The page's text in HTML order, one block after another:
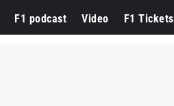
F1 podcast Video F1 Tickets